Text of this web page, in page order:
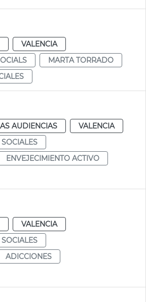
VALENCIA
MARTA TORRADO
AUDIENCIAS
VALENCIA
ENVEJECIMIENTO ACTIVO
VALENCIA
ADICCIONES